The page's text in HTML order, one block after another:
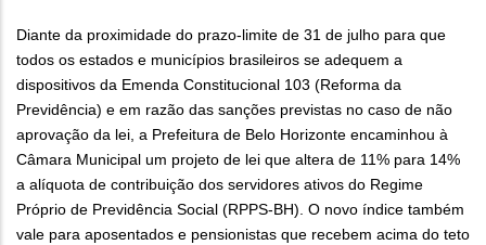
Diante da proximidade do prazo-limite de 31 de julho para que
todos os estados e municípios brasileiros se adequem a
dispositivos da Emenda Constitucional 103 (Reforma da
Previdência) e em razão das sanções previstas no caso de não
aprovação da lei, a Prefeitura de Belo Horizonte encaminhou à
Câmara Municipal um projeto de lei que altera de 11% para 14%
a alíquota de contribuição dos servidores ativos do Regime
Próprio de Previdência Social (RPPS-BH). O novo índice também
vale para aposentados e pensionistas que recebem acima do teto